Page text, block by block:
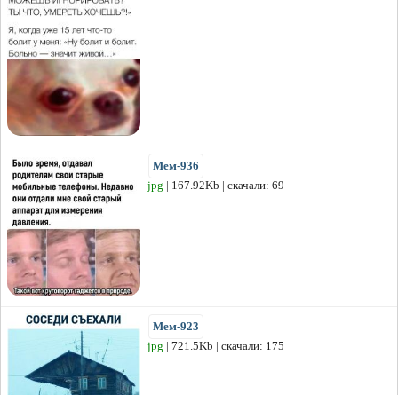
Мем-936
jpg | 167.92Kb | скачали: 69
Мем-923
jpg | 721.5Kb | скачали: 175